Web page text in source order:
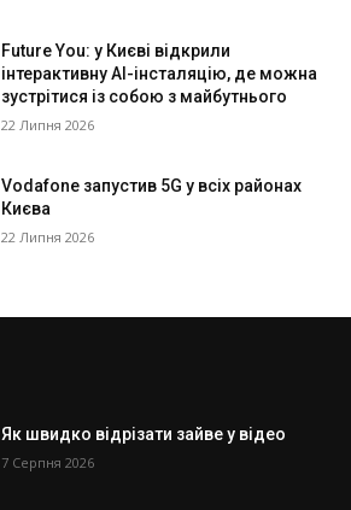
Future You: у Києві відкрили
інтерактивну AI-інсталяцію, де можна
зустрітися із собою з майбутнього
22 Липня 2026
Vodafone запустив 5G у всіх районах
Києва
22 Липня 2026
Як швидко відрізати зайве у відео
7 Серпня 2026